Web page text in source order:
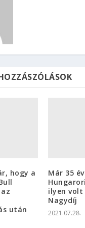
hogy a
után
Már 35
ilyen volt
Nagydíj
2021.07.28.